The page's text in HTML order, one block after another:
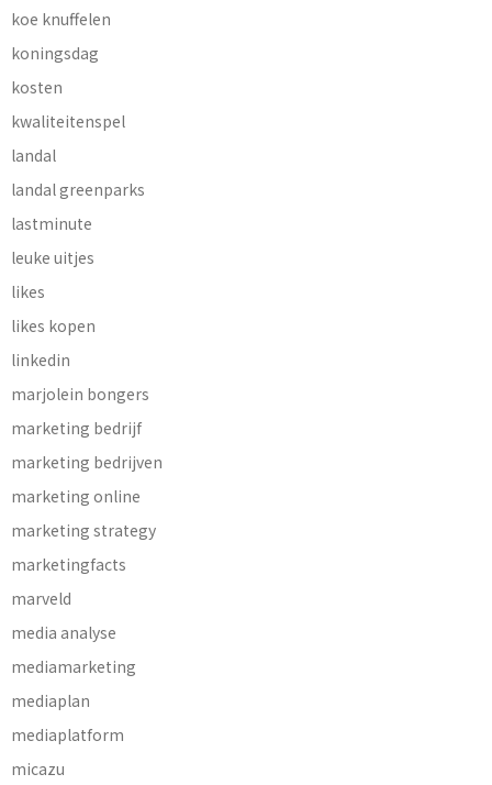
koe knuffelen
koningsdag
kosten
kwaliteitenspel
landal
landal greenparks
lastminute
leuke uitjes
likes
likes kopen
linkedin
marjolein bongers
marketing bedrijf
marketing bedrijven
marketing online
marketing strategy
marketingfacts
marveld
media analyse
mediamarketing
mediaplan
mediaplatform
micazu